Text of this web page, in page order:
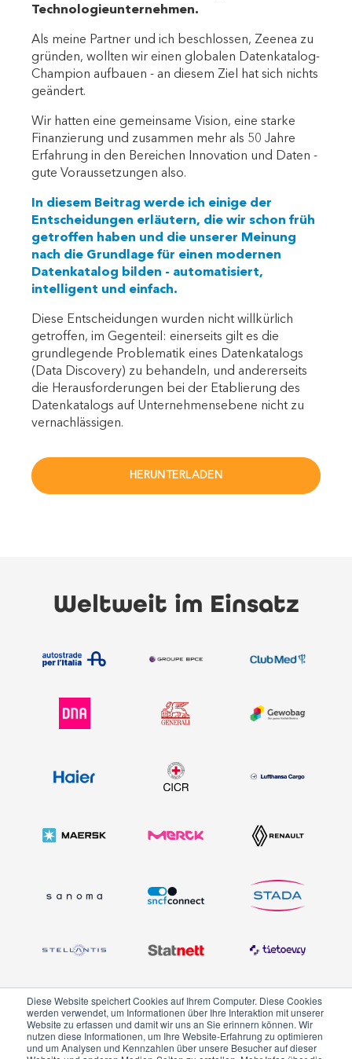
Diese Website speichert Cookies auf Ihrem Computer. Diese Cookies
werden verwendet, um Informationen über Ihre Interaktion mit unserer
Website zu erfassen und damit wir uns an Sie erinnern können. Wir
nutzen diese Informationen, um Ihre Website-Erfahrung zu optimieren
und um Analysen und Kennzahlen über unsere Besucher auf dieser
Technologieunternehmen.
Als meine Partner und ich beschlossen, Zeenea zu
gründen, wollten wir einen globalen Datenkatalog-
Champion aufbauen - an diesem Ziel hat sich nichts
geändert.
Wir hatten eine gemeinsame Vision, eine starke
Finanzierung und zusammen mehr als 50 Jahre
Erfahrung in den Bereichen Innovation und Daten -
gute Voraussetzungen also.
In diesem Beitrag werde ich einige der
Entscheidungen erläutern, die wir schon früh
getroffen haben und die unserer Meinung
nach die Grundlage für einen modernen
Datenkatalog bilden - automatisiert,
intelligent und einfach.
Diese Entscheidungen wurden nicht willkürlich
getroffen, im Gegenteil: einerseits gilt es die
grundlegende Problematik eines Datenkatalogs
(Data Discovery) zu behandeln, und andererseits
die Herausforderungen bei der Etablierung des
Datenkatalogs auf Unternehmensebene nicht zu
vernachlässigen.
HERUNTERLADEN
Weltweit im Einsatz
und mehr...